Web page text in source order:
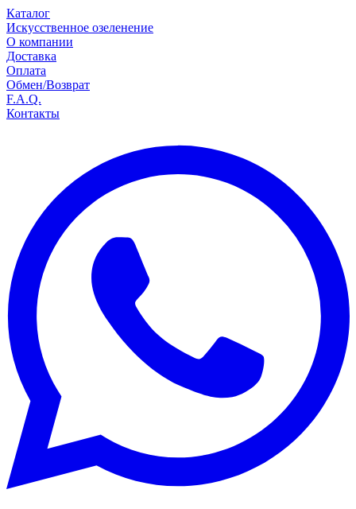
Каталог
Искусственное озеленение
О компании
Доставка
Оплата
Обмен/Возврат
F.A.Q.
Контакты